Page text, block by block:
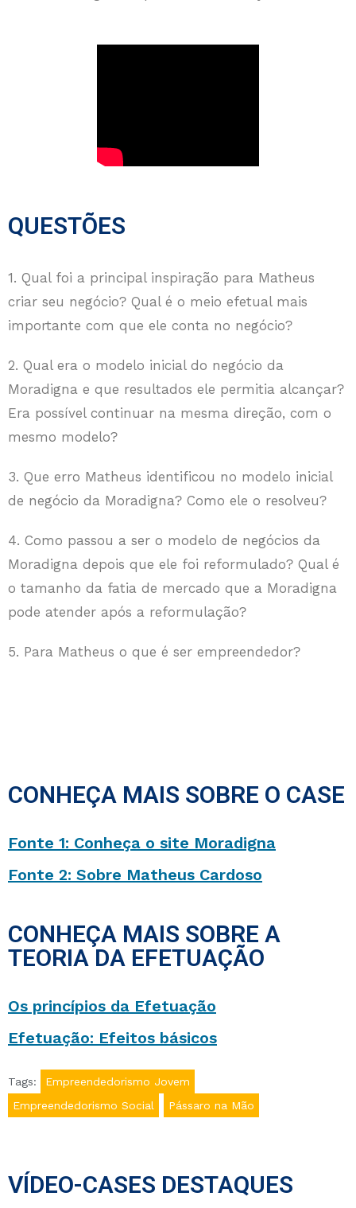
QUESTÕES
1. Qual foi a principal inspiração para Matheus
criar seu negócio? Qual é o meio efetual mais
importante com que ele conta no negócio?
2. Qual era o modelo inicial do negócio da
Moradigna e que resultados ele permitia alcançar?
Era possível continuar na mesma direção, com o
mesmo modelo?
3. Que erro Matheus identificou no modelo inicial
de negócio da Moradigna? Como ele o resolveu?
4. Como passou a ser o modelo de negócios da
Moradigna depois que ele foi reformulado? Qual é
o tamanho da fatia de mercado que a Moradigna
pode atender após a reformulação?
5. Para Matheus o que é ser empreendedor?
CONHEÇA MAIS SOBRE O CASE
Fonte 1: Conheça o site Moradigna
Fonte 2: Sobre Matheus Cardoso
CONHEÇA MAIS SOBRE A
TEORIA DA EFETUAÇÃO
Os princípios da Efetuação
Efetuação: Efeitos básicos
Tags:
Empreendedorismo Jovem
Empreendedorismo Social
Pássaro na Mão
VÍDEO-CASES DESTAQUES